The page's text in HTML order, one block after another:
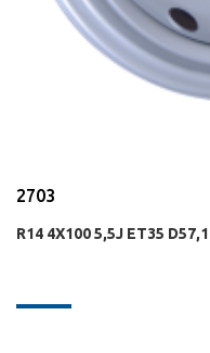
2703
R14 4X100 5,5J ET35